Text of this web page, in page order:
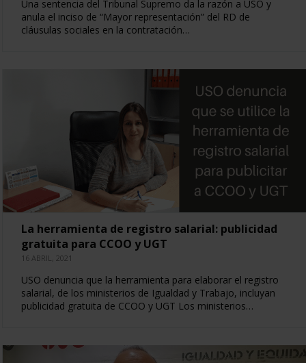
Una sentencia del Tribunal Supremo da la razón a USO y
anula el inciso de “Mayor representación” del RD de
cláusulas sociales en la contratación…
La herramienta de registro salarial: publicidad
gratuita para CCOO y UGT
16 ABRIL, 2021
USO denuncia que la herramienta para elaborar el registro
salarial, de los ministerios de Igualdad y Trabajo, incluyan
publicidad gratuita de CCOO y UGT Los ministerios…